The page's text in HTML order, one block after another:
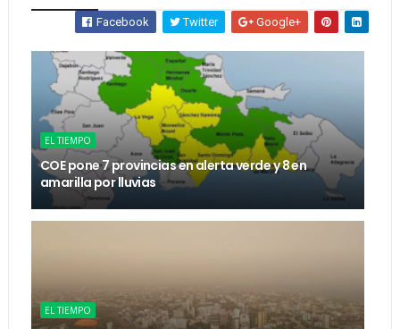
Facebook Twitter Google+
EL TIEMPO
COE pone 7 provincias en alerta verde y 8 en
amarilla por lluvias
EL TIEMPO